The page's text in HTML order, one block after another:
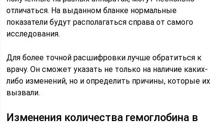
отличаться. На выданном бланке нормальные
показатели будут располагаться справа от самого
исследования.
Для более точной расшифровки лучше обратиться к
врачу. Он сможет указать не только на наличие каких-
либо изменений, но и определить причины, которые их
вызвали.
Изменения количества гемоглобина в